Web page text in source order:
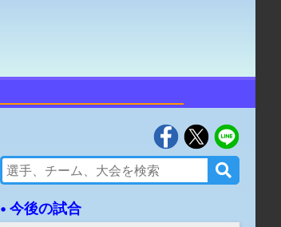
• 今後の試合